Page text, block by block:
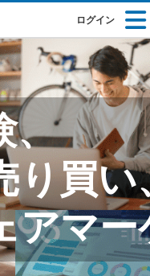
ログイン
、
り買い
アマー